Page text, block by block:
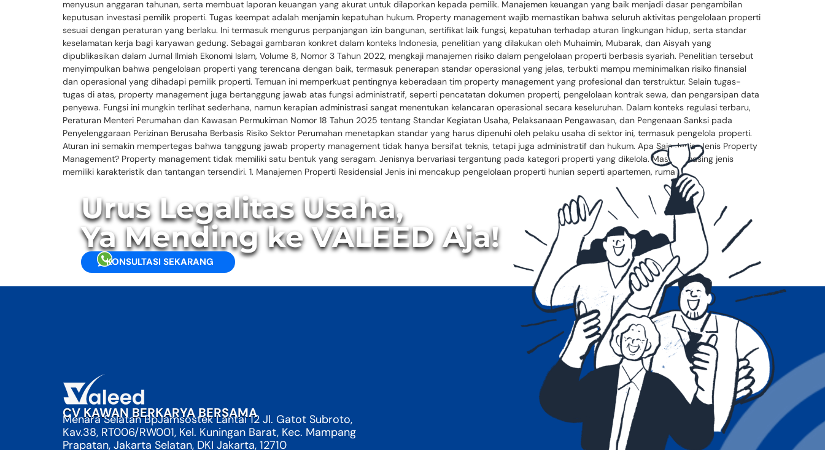
menyusun anggaran tahunan, serta membuat laporan keuangan yang akurat untuk dilaporkan kepada pemilik. Manajemen keuangan yang baik menjadi dasar pengambilan
keputusan investasi pemilik properti. Tugas keempat adalah menjamin kepatuhan hukum. Property management wajib memastikan bahwa seluruh aktivitas pengelolaan properti
sesuai dengan peraturan yang berlaku. Ini termasuk mengurus perpanjangan izin bangunan, sertifikat laik fungsi, kepatuhan terhadap aturan lingkungan hidup, serta standar
keselamatan kerja bagi karyawan gedung. Sebagai gambaran konkret dalam konteks Indonesia, penelitian yang dilakukan oleh Muhaimin, Mubarak, dan Aisyah yang
dipublikasikan dalam Jurnal Ilmiah Ekonomi Islam, Volume 8, Nomor 3 Tahun 2022, mengkaji manajemen risiko dalam pengelolaan properti berbasis syariah. Penelitian tersebut
menyimpulkan bahwa pengelolaan properti yang terencana dengan baik, termasuk penerapan standar operasional yang jelas, terbukti mampu meminimalkan risiko finansial
dan operasional yang dihadapi pemilik properti. Temuan ini memperkuat pentingnya keberadaan tim property management yang profesional dan terstruktur. Selain tugas-
tugas di atas, property management juga bertanggung jawab atas fungsi administratif, seperti pencatatan dokumen properti, pengelolaan kontrak sewa, dan pengarsipan data
penyewa. Fungsi ini mungkin terlihat sederhana, namun kerapian administrasi sangat menentukan kelancaran operasional secara keseluruhan. Dalam konteks regulasi terbaru,
Peraturan Menteri Perumahan dan Kawasan Permukiman Nomor 18 Tahun 2025 tentang Standar Kegiatan Usaha, Pelaksanaan Pengawasan, dan Pengenaan Sanksi pada
Penyelenggaraan Perizinan Berusaha Berbasis Risiko Sektor Perumahan menetapkan standar yang harus dipenuhi oleh pelaku usaha di sektor ini, termasuk pengelola properti.
Aturan ini semakin mempertegas bahwa tanggung jawab property management tidak hanya bersifat teknis, tetapi juga administratif dan hukum. Apa Saja Jenis-Jenis Property
Management? Property management tidak memiliki satu bentuk yang seragam. Jenisnya bervariasi tergantung pada kategori properti yang dikelola. Masing-masing jenis
memiliki karakteristik dan tantangan tersendiri. 1. Manajemen Properti Residensial Jenis ini mencakup pengelolaan properti hunian seperti apartemen, rumah
Urus Legalitas Usaha,
Ya Mending ke VALEED Aja!
KONSULTASI SEKARANG
CV KAWAN BERKARYA BERSAMA
Menara Selatan BpJamsostek Lantai 12 Jl. Gatot Subroto,
Kav.38, RT006/RW001, Kel. Kuningan Barat, Kec. Mampang
Prapatan, Jakarta Selatan, DKI Jakarta, 12710